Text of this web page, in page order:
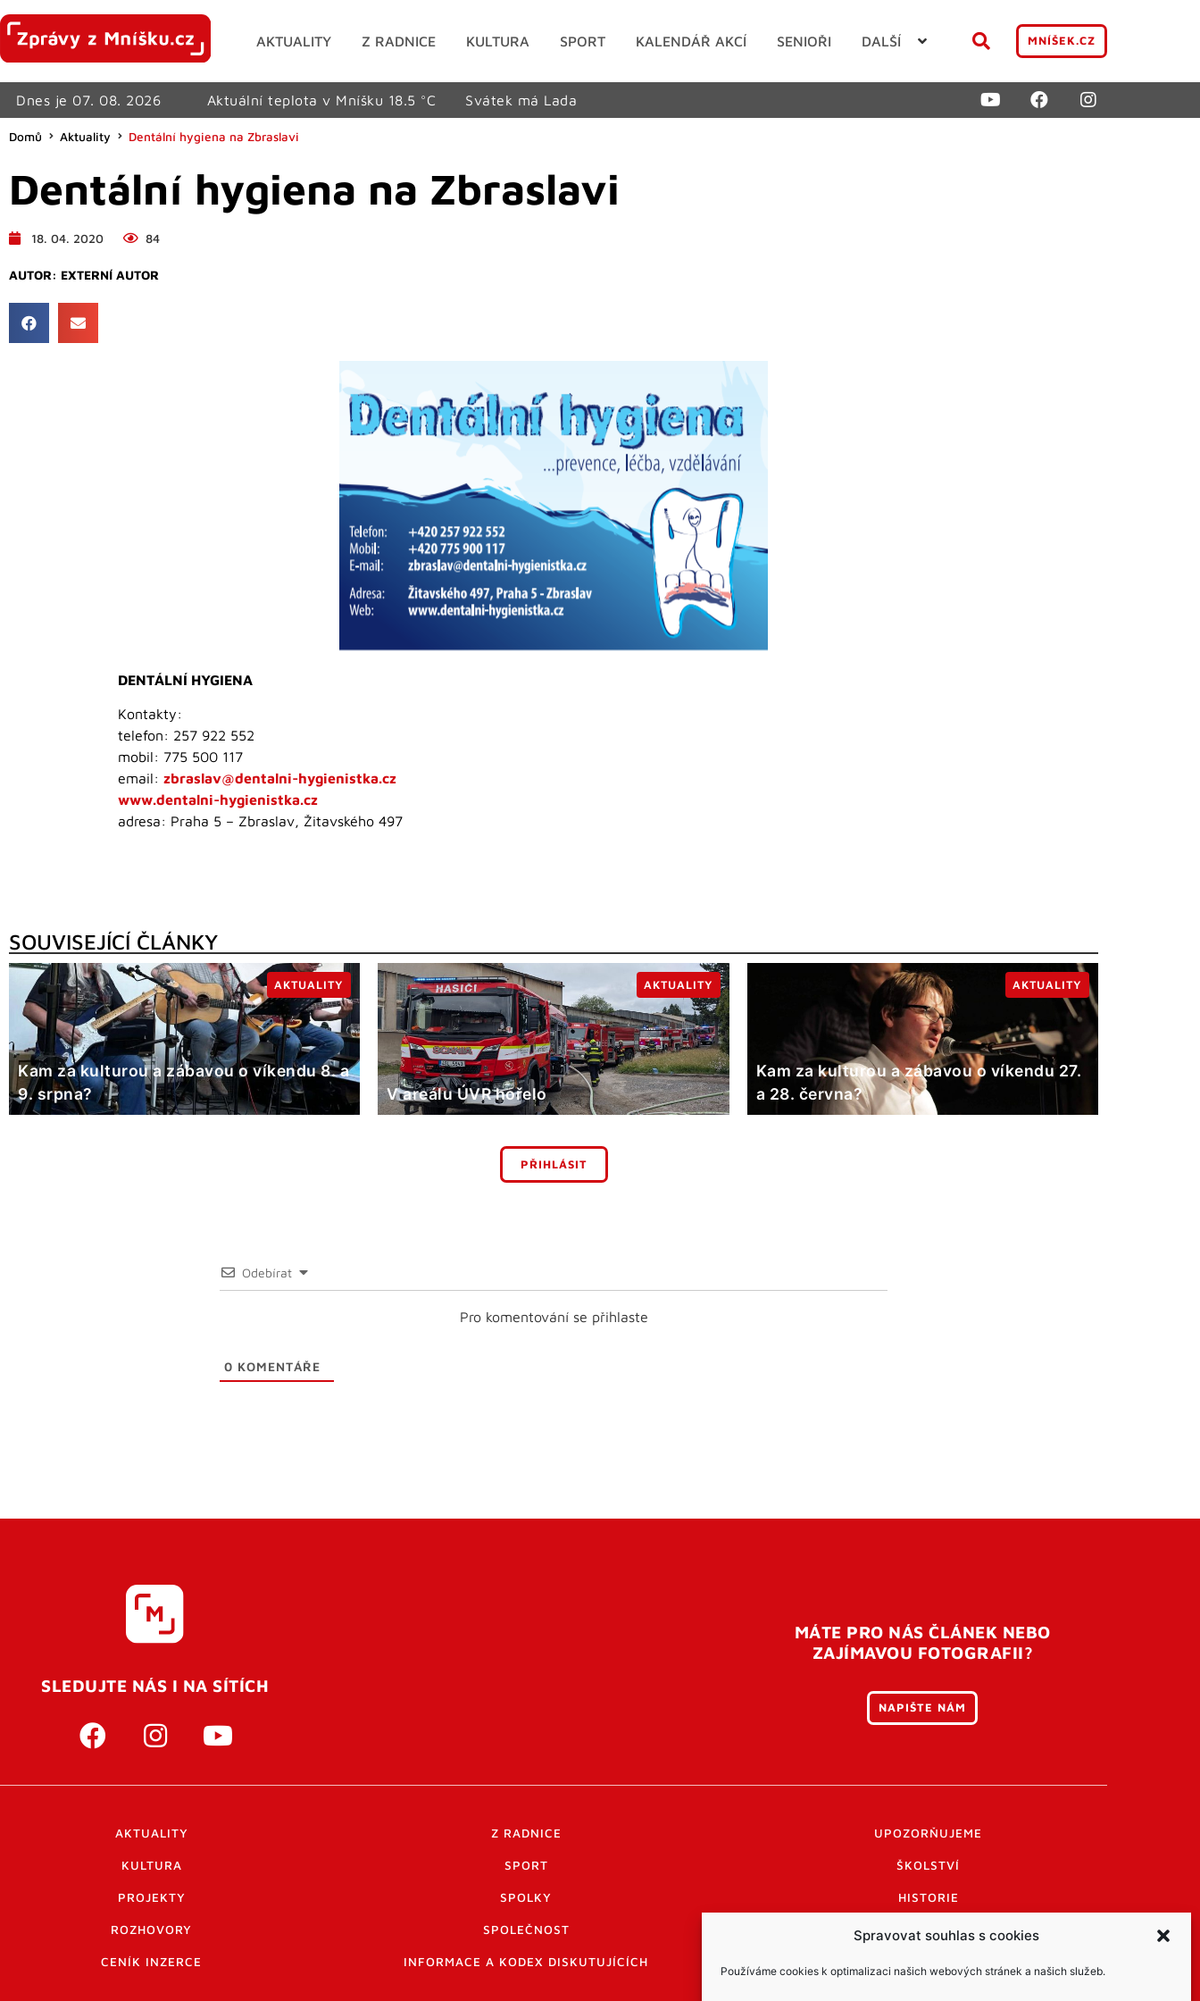
Spravovat souhlas s cookies
Používáme cookies k optimalizaci našich webových stránek a našich služeb.
AKTUALITY Z RADNICE KULTURA SPORT KALENDÁŘ AKCÍ SENIOŘI DALŠÍ MNÍŠEK.CZ
Dnes je 07. 08. 2026 Aktuální teplota v Mníšku 18.5 °C Svátek má Lada
Domů Aktuality Dentální hygiena na Zbraslavi
Dentální hygiena na Zbraslavi
18. 04. 2020 84
AUTOR: EXTERNÍ AUTOR
DENTÁLNÍ HYGIENA
Kontakty:
telefon: 257 922 552
mobil: 775 500 117
email: zbraslav@dentalni-hygienistka.cz
www.dentalni-hygienistka.cz
adresa: Praha 5 – Zbraslav, Žitavského 497
SOUVISEJÍCÍ ČLÁNKY
Kam za kulturou a zábavou o víkendu 8. a
9. srpna?
AKTUALITY
V areálu ÚVR hořelo
AKTUALITY
Kam za kulturou a zábavou o víkendu 27.
a 28. června?
AKTUALITY
PŘIHLÁSIT
Odebírat
Pro komentování se přihlaste
0 KOMENTÁŘE
SLEDUJTE NÁS I NA SÍTÍCH
MÁTE PRO NÁS ČLÁNEK NEBO
ZAJÍMAVOU FOTOGRAFII?
NAPIŠTE NÁM
AKTUALITY Z RADNICE UPOZORŇUJEME
KULTURA SPORT ŠKOLSTVÍ
PROJEKTY SPOLKY HISTORIE
ROZHOVORY SPOLEČNOST PRAKTICKÉ INFORMACE
CENÍK INZERCE INFORMACE A KODEX DISKUTUJÍCÍCH